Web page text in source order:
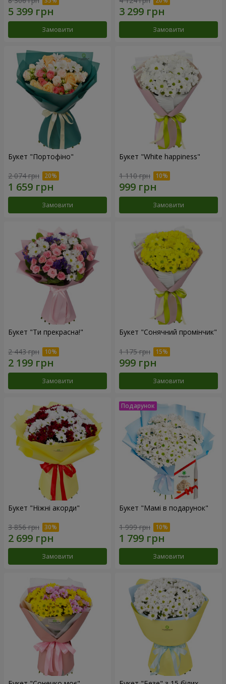
Замовити Замовити
Букет "Портофіно"
2 074 грн
Замовити
Букет "White happiness"
1 110 грн
Замовити
Букет "Ти прекрасна!"
2 443 грн
Замовити
Букет "Сонячний промінчик"
1 175 грн
Замовити
Букет "Ніжні акорди"
3 856 грн
Замовити
Букет "Мамі в подарунок"
1 999 грн
Замовити